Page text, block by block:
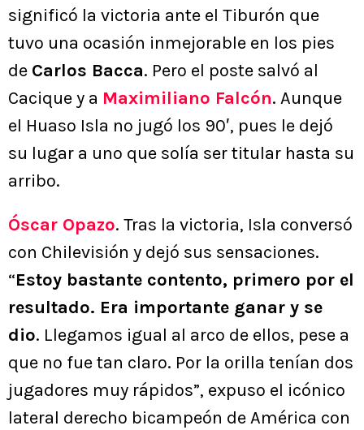
significó la victoria ante el Tiburón que
tuvo una ocasión inmejorable en los pies
de Carlos Bacca. Pero el poste salvó al
Cacique y a Maximiliano Falcón. Aunque
el Huaso Isla no jugó los 90′, pues le dejó
su lugar a uno que solía ser titular hasta su
arribo.
Óscar Opazo. Tras la victoria, Isla conversó
con Chilevisión y dejó sus sensaciones.
“Estoy bastante contento, primero por el
resultado. Era importante ganar y se
dio. Llegamos igual al arco de ellos, pese a
que no fue tan claro. Por la orilla tenían dos
jugadores muy rápidos”, expuso el icónico
lateral derecho bicampeón de América con